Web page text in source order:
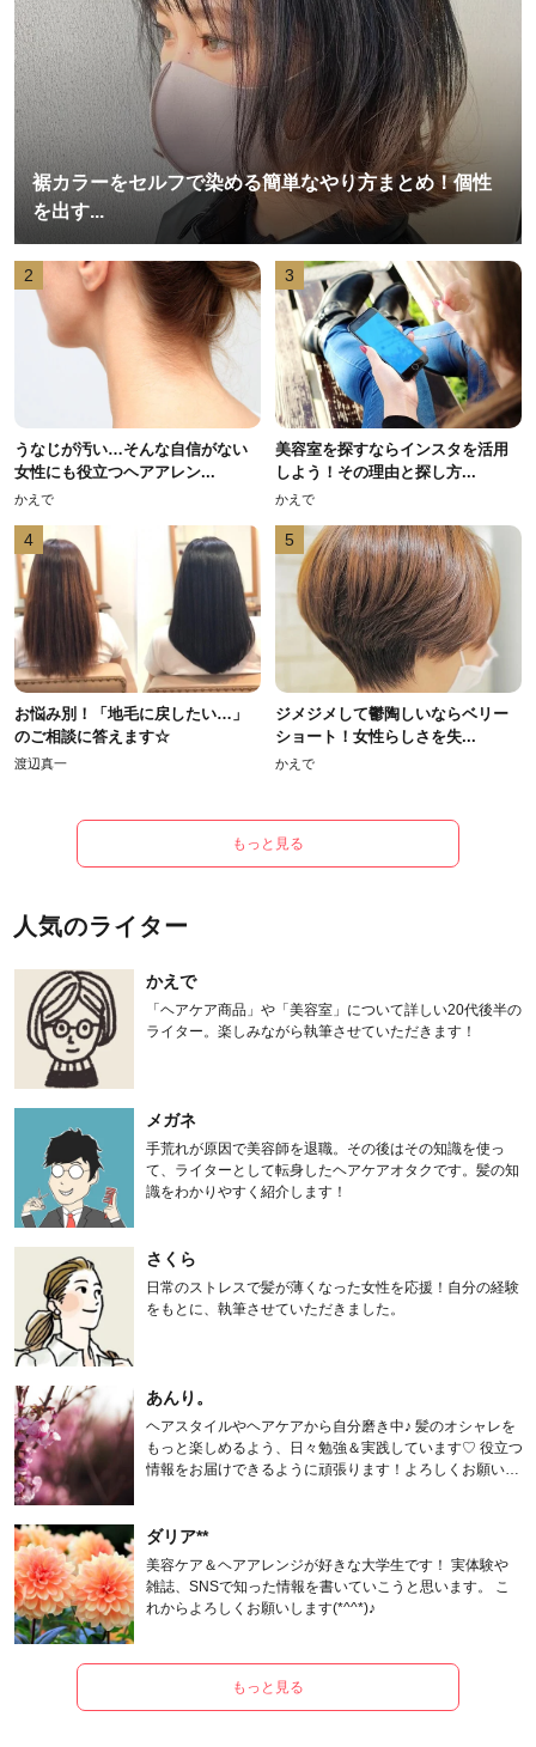
裾カラーをセルフで染める簡単なやり方まとめ！個性
を出す...
2
うなじが汚い…そんな自信がない
女性にも役立つヘアアレン...
かえで
3
美容室を探すならインスタを活用
しよう！その理由と探し方...
かえで
4
お悩み別！「地毛に戻したい…」
のご相談に答えます☆
渡辺真一
5
ジメジメして鬱陶しいならベリー
ショート！女性らしさを失...
かえで
もっと見る
人気のライター
かえで
「ヘアケア商品」や「美容室」について詳しい20代後半の
ライター。楽しみながら執筆させていただきます！
メガネ
手荒れが原因で美容師を退職。その後はその知識を使っ
て、ライターとして転身したヘアケアオタクです。髪の知
識をわかりやすく紹介します！
さくら
日常のストレスで髪が薄くなった女性を応援！自分の経験
をもとに、執筆させていただきました。
あんり。
ヘアスタイルやヘアケアから自分磨き中♪ 髪のオシャレを
もっと楽しめるよう、日々勉強＆実践しています♡ 役立つ
情報をお届けできるように頑張ります！よろしくお願いし
ダリア**
美容ケア＆ヘアアレンジが好きな大学生です！ 実体験や
雑誌、SNSで知った情報を書いていこうと思います。 こ
れからよろしくお願いします(*^^*)♪
もっと見る